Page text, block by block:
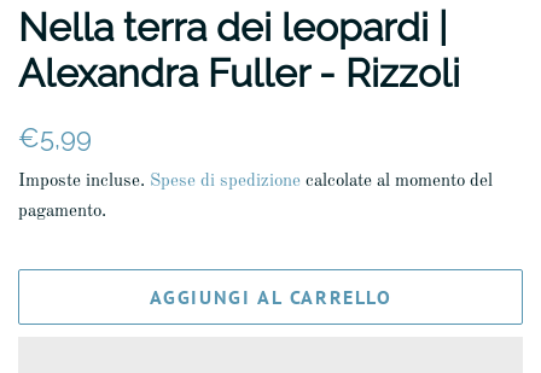
Nella terra dei leopardi |
Alexandra Fuller - Rizzoli
Prezzo
listino
€5,99
Imposte incluse. Spese di spedizione calcolate al momento del
pagamento.
AGGIUNGI AL CARRELLO